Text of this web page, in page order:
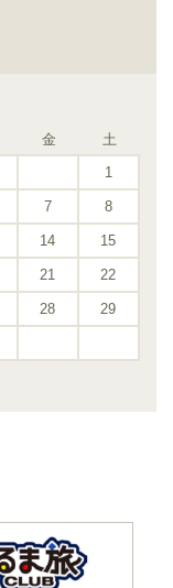
金
土
1
7 8
14 15
21 22
28 29